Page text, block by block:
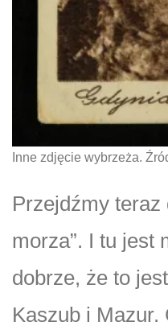
Inne zdjęcie wybrzeża.
Przejdźmy teraz
morza”. I tu jest
dobrze, że to
Kaszub i Mazur.